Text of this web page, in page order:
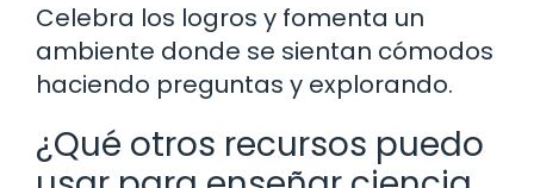
Celebra los logros y fomenta un
ambiente donde se sientan cómodos
haciendo preguntas y explorando.
¿Qué otros recursos puedo